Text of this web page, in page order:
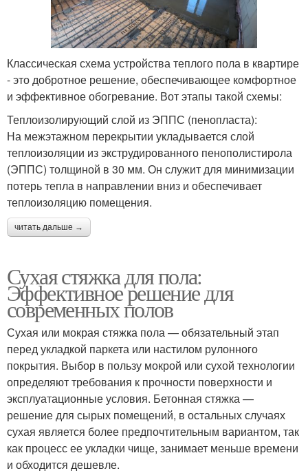
Классическая схема устройства теплого пола в квартире
- это добротное решение, обеспечивающее комфортное
и эффективное обогревание. Вот этапы такой схемы:
Теплоизолирующий слой из ЭППС (пенопласта):
На межэтажном перекрытии укладывается слой
теплоизоляции из экструдированного пенополистирола
(ЭППС) толщиной в 30 мм. Он служит для минимизации
потерь тепла в направлении вниз и обеспечивает
теплоизоляцию помещения.
читать дальше →
Сухая стяжка для пола:
Эффективное решение для
современных полов
Сухая или мокрая стяжка пола — обязательный этап
перед укладкой паркета или настилом рулонного
покрытия. Выбор в пользу мокрой или сухой технологии
определяют требования к прочности поверхности и
эксплуатационные условия. Бетонная стяжка —
решение для сырых помещений, в остальных случаях
сухая является более предпочтительным вариантом, так
как процесс ее укладки чище, занимает меньше времени
и обходится дешевле.